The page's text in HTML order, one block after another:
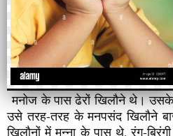
मनोज के पास ढेरों खिलौने थे। उसके
उसे तरह-तरह के मनपसंद खिलौने
खिलौनों में मुन्ना के पास थे, रंग-